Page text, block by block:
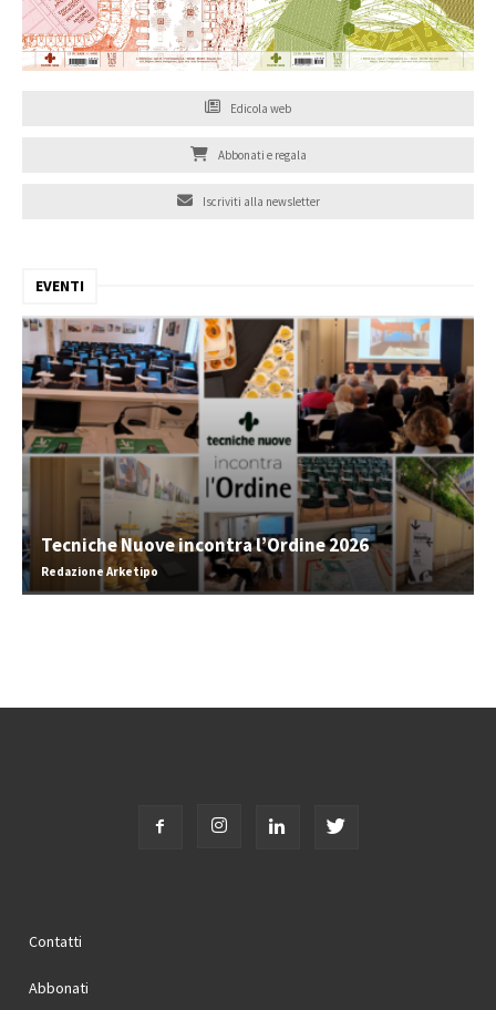
Edicola web
Abbonati e regala
Iscriviti alla newsletter
EVENTI
Tecniche Nuove incontra l’Ordine 2026
Redazione Arketipo
Contatti
Abbonati